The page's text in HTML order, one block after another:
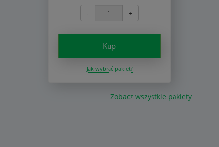
- +
Kup
Jak wybrać pakiet?
Zobacz wszystkie pakiety